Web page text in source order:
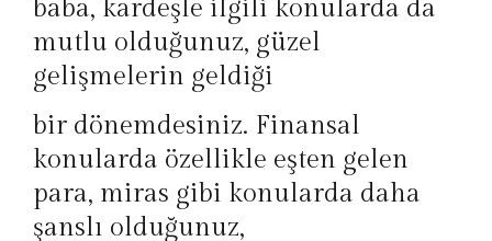
baba, kardeşle ilgili konularda da
mutlu olduğunuz, güzel
gelişmelerin geldiği
bir dönemdesiniz. Finansal
konularda özellikle eşten gelen
para, miras gibi konularda daha
şanslı olduğunuz,